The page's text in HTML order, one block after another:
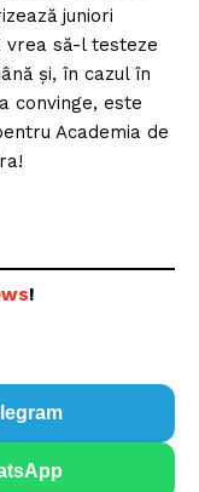
juniori
vrea să-l testeze
și, în cazul în
convinge, este
Academia de
!